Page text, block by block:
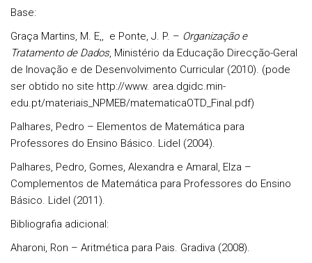
Base:
Graça Martins, M. E,, e Ponte, J. P. – Organização e
Tratamento de Dados, Ministério da Educação Direcção-Geral
de Inovação e de Desenvolvimento Curricular (2010). (pode
ser obtido no site http://www. area.dgidc.min-
edu.pt/materiais_NPMEB/matematicaOTD_Final.pdf)
Palhares, Pedro – Elementos de Matemática para
Professores do Ensino Básico. Lidel (2004).
Palhares, Pedro, Gomes, Alexandra e Amaral, Elza –
Complementos de Matemática para Professores do Ensino
Básico. Lidel (2011).
Bibliografia adicional:
Aharoni, Ron – Aritmética para Pais. Gradiva (2008).